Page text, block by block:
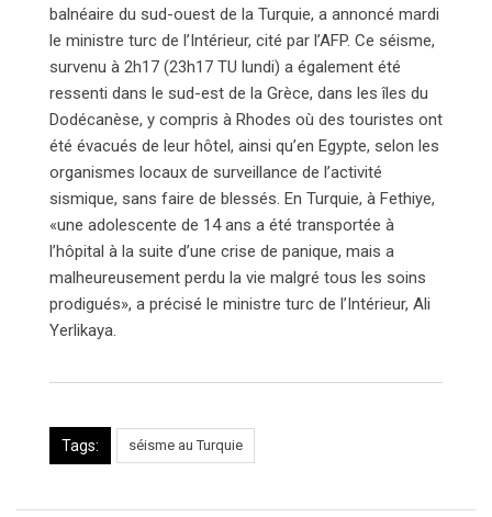
balnéaire du sud-ouest de la Turquie, a annoncé mardi
le ministre turc de l’Intérieur, cité par l’AFP. Ce séisme,
survenu à 2h17 (23h17 TU lundi) a également été
ressenti dans le sud-est de la Grèce, dans les îles du
Dodécanèse, y compris à Rhodes où des touristes ont
été évacués de leur hôtel, ainsi qu’en Egypte, selon les
organismes locaux de surveillance de l’activité
sismique, sans faire de blessés. En Turquie, à Fethiye,
«une adolescente de 14 ans a été transportée à
l’hôpital à la suite d’une crise de panique, mais a
malheureusement perdu la vie malgré tous les soins
prodigués», a précisé le ministre turc de l’Intérieur, Ali
Yerlikaya.
Tags: séisme au Turquie